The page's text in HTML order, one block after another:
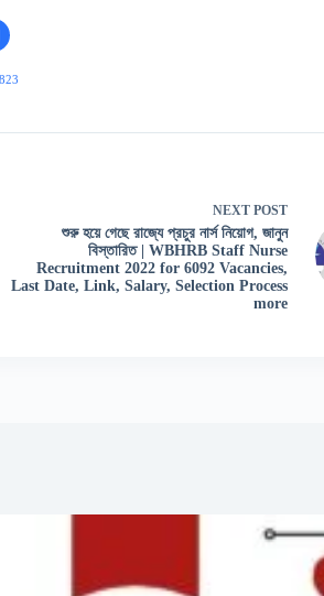
NEXT POST
শুরু হয়ে গেছে রাজ্যে প্রচুর নার্স নিয়োগ, জানুন
বিস্তারিত | WBHRB Staff Nurse
Recruitment 2022 for 6092 Vacancies,
Last Date, Link, Salary, Selection Process
more